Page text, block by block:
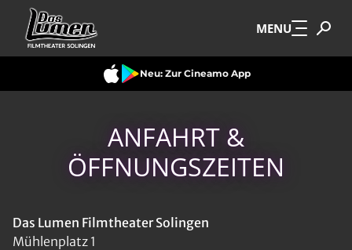
Zum Hauptinhalt springen MENU
Neu: Zur Cineamo App
ANFAHRT &
ÖFFNUNGSZEITEN
Das Lumen Filmtheater Solingen
Mühlenplatz 1